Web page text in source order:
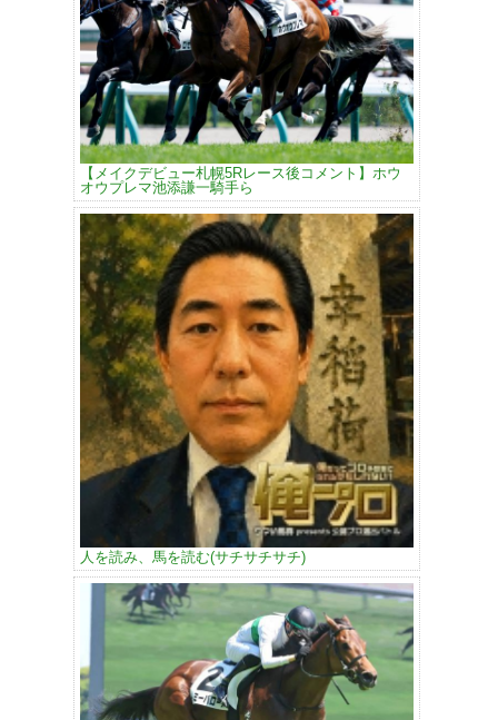
【メイクデビュー札幌5Rレース後コメント】ホウ
オウプレマ池添謙一騎手ら
人を読み、馬を読む(サチサチサチ)